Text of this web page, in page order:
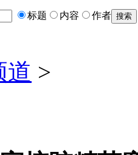
标题 内容 作者
道 >